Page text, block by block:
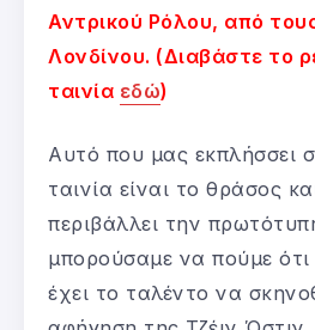
Αντρικού Ρόλου, από
Λονδίνου. (Διαβάστε το
ταινία εδώ)
Αυτό που μας εκπλήσσει
ταινία είναι το θράσος
περιβάλλει την
μπορούσαμε να πούμε
έχει το ταλέντο να